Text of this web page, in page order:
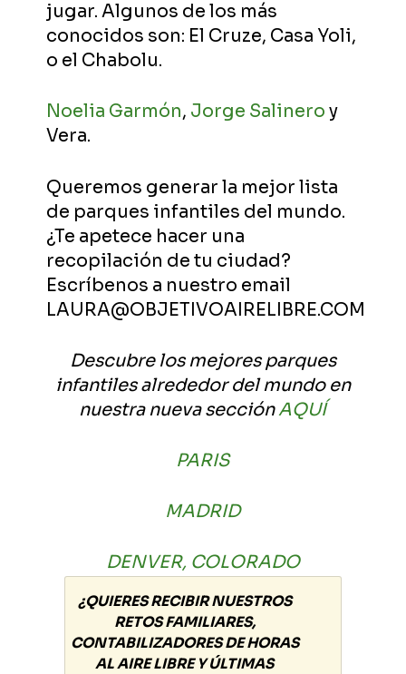
jugar. Algunos de los más
conocidos son: El Cruze, Casa Yoli,
o el Chabolu.
Noelia Garmón, Jorge Salinero y
Vera.
Queremos generar la mejor lista
de parques infantiles del mundo.
¿Te apetece hacer una
recopilación de tu ciudad?
Escríbenos a nuestro email
LAURA@OBJETIVOAIRELIBRE.COM
Descubre los mejores parques
infantiles alrededor del mundo en
nuestra nueva secciónAQUÍ
PARIS
MADRID
DENVER, COLORADO
¿QUIERES RECIBIR NUESTROS
RETOS FAMILIARES,
CONTABILIZADORES DE HORAS
AL AIRE LIBRE Y ÚLTIMAS